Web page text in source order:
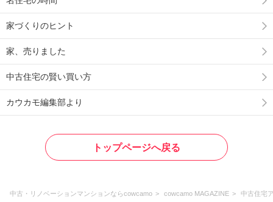
家づくりのヒント
家、売りました
中古住宅の賢い買い方
カウカモ編集部より
トップページへ戻る
中古・リノベーションマンションならcowcamo cowcamo MAGAZINE 中古住宅